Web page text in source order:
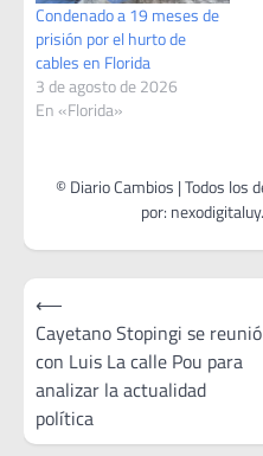
Condenado a 19 meses de
prisión por el hurto de
cables en Florida
3 de agosto de 2026
En «Florida»
Navegación
de
entradas
⟵
Cayetano Stopingi se reunió
con Luis La calle Pou para
analizar la actualidad
política